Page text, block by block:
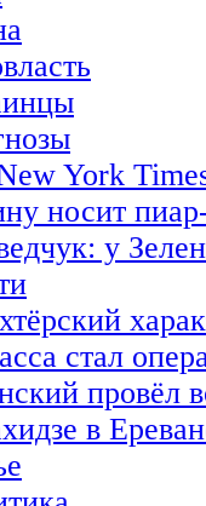
York
носит
у
стал
провёл
в